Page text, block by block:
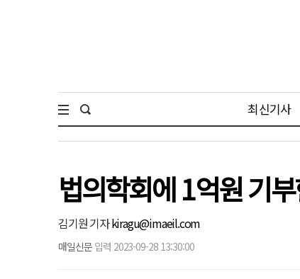
최신기사
법의학회에 1억원 기
김기원 기자kiragu@imaeil.com
매일신문 입력 2023-09-28 13:30:00